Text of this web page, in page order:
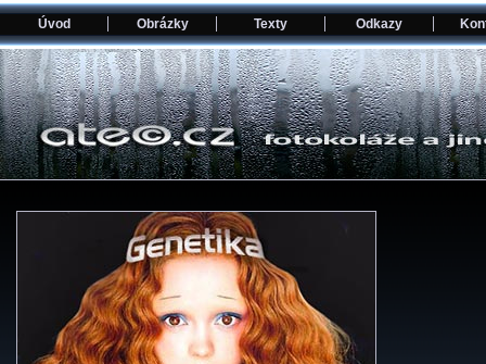
Úvod Obrázky Texty Odkazy